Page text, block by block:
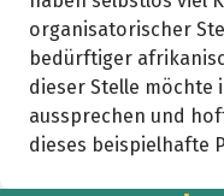
organisatorischer
bedürftiger
dieser Stelle möchte
aussprechen und
dieses beispielhafte